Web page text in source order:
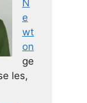
N
e
wt
on
ge
les,